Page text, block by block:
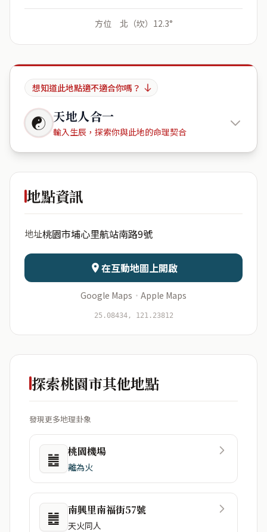
方位 北（坎）12.3°
想知道此地點適不適合你嗎？
☯ 天地人合一
輸入生辰，探索你與此地的命理契合
Caribe
日期 出生時辰
資料僅用於即時分析，不會儲存於伺服器
地點資訊
地址桃園市埔心里航站南路9號
在互動地圖上開啟
Google Maps · Apple Maps
25.08434, 121.23812
探索桃園市其他地點
發現更多地理卦象
䷰ 桃園機場
離為火
䷰ 南興里南福街57號
天火同人